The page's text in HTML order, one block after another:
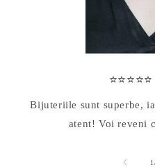
Bijuteriile sunt superbe,
atent! Voi reveni
1